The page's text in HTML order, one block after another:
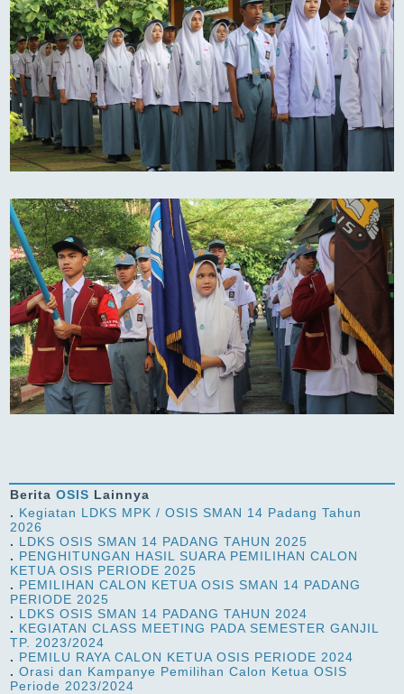
Berita OSIS Lainnya
. Kegiatan LDKS MPK / OSIS SMAN 14 Padang Tahun
2026
. LDKS OSIS SMAN 14 PADANG TAHUN 2025
. PENGHITUNGAN HASIL SUARA PEMILIHAN CALON
KETUA OSIS PERIODE 2025
. PEMILIHAN CALON KETUA OSIS SMAN 14 PADANG
PERIODE 2025
. LDKS OSIS SMAN 14 PADANG TAHUN 2024
. KEGIATAN CLASS MEETING PADA SEMESTER GANJIL
TP. 2023/2024
. PEMILU RAYA CALON KETUA OSIS PERIODE 2024
. Orasi dan Kampanye Pemilihan Calon Ketua OSIS
Periode 2023/2024